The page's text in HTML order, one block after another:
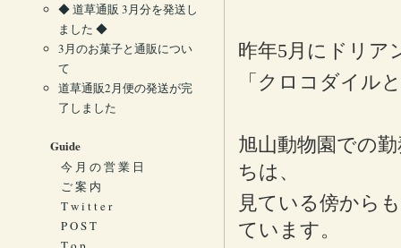
昨年5月にドリア
「クロコダイル
旭山動物園での
ちは、
見ている傍から
ています。
◆ 道草通販 3月分を発送し
ました ◆
3月のお菓子と通販につい
て
道草通販2月便の発送が完
了しました
Guide
今 月 の 営 業 日
ご 案 内
T w i t t e r
P O S T